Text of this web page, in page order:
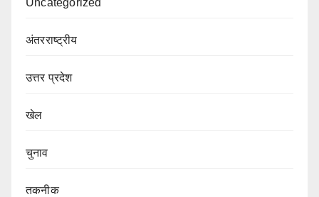
Uncategorized
अंतरराष्ट्रीय
उत्तर प्रदेश
खेल
चुनाव
तकनीक